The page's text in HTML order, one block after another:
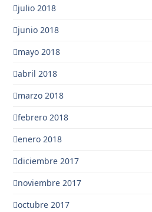
julio 2018
junio 2018
mayo 2018
abril 2018
marzo 2018
febrero 2018
enero 2018
diciembre 2017
noviembre 2017
octubre 2017